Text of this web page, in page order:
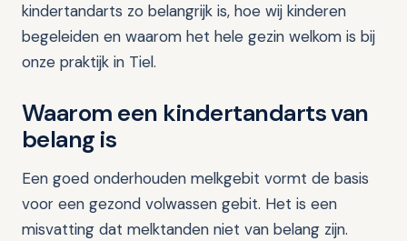
kindertandarts zo belangrijk is, hoe wij kinderen
begeleiden en waarom het hele gezin welkom is bij
onze praktijk in Tiel.
Waarom een kindertandarts van
belang is
Een goed onderhouden melkgebit vormt de basis
voor een gezond volwassen gebit. Het is een
misvatting dat melktanden niet van belang zijn.